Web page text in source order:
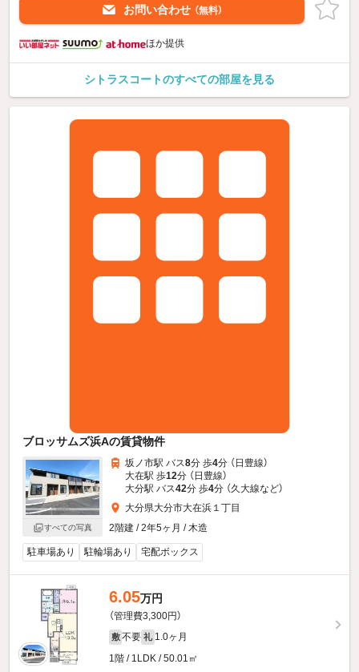
お問い合わせ （無料）
ほか提供
シトラスコートのすべての部屋を見る
ブロッサムズ浜Aの賃貸物件
すべての写真
坂ノ市駅 バス8分 歩4分 （日豊線）
大在駅 歩12分 （日豊線）
大分駅 バス42分 歩4分 （久大線など）
大分県大分市大在浜１丁目
2階建 / 2年5ヶ月 / 木造
駐車場あり 駐輪場あり 宅配ボックス
6.05万円
（管理費3,300円）
敷 不要 礼 1.0ヶ月
1階 / 1LDK / 50.01㎡